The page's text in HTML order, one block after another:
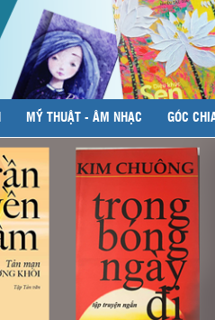
MỸ THUẬT - ÂM NHẠC GÓC